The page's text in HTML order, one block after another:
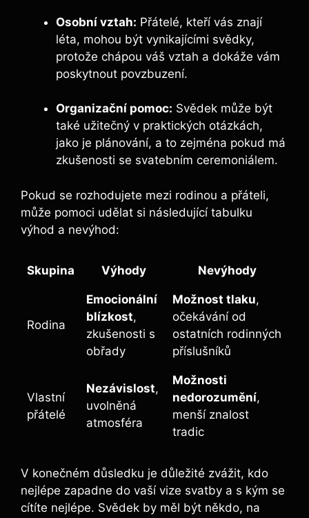
Osobní vztah: Přátelé, kteří vás znají
léta, mohou být vynikajícími svědky,
protože chápou váš vztah a dokáže vám
poskytnout povzbuzení.
Organizační pomoc: Svědek může být
také užitečný v praktických otázkách,
jako je plánování, a to zejména pokud má
zkušenosti se svatebním ceremoniálem.
Pokud se rozhodujete mezi rodinou a přáteli,
může pomoci udělat si následující tabulku
výhod a nevýhod:
Skupina Výhody Nevýhody
Rodina
Emocionální
blízkost,
zkušenosti s
obřady
Možnost tlaku,
očekávání od
ostatních rodinných
příslušníků
Vlastní
přátelé
Nezávislost,
uvolněná
atmosféra
Možnosti
nedorozumění,
menší znalost
tradic
V konečném důsledku je důležité zvážit, kdo
nejlépe zapadne do vaší vize svatby a s kým se
cítíte nejlépe. Svědek by měl být někdo, na